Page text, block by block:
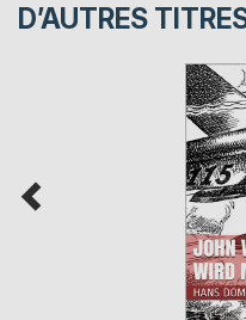
D’AUTRES